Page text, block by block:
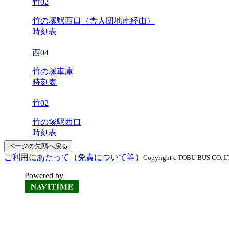
竹02
竹の塚駅西口（舎人団地南経由）
時刻表
西04
竹の塚車庫
時刻表
竹02
竹の塚駅西口
時刻表
ページの先頭へ戻る
ご利用にあたって（免責について等） Copyright c TOBU BUS
Powered by